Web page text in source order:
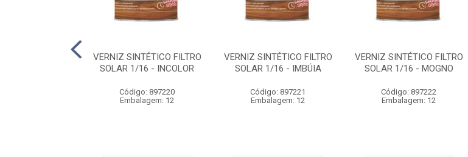
VERNIZ SINTÉTICO FILTRO
SOLAR 1/16 - INCOLOR
Código: 897220
Embalagem: 12
VERNIZ SINTÉTICO FILTRO
SOLAR 1/16 - IMBÚIA
Código: 897221
Embalagem: 12
VERNIZ SINTÉTICO FILTRO
SOLAR 1/16 - MOGNO
Código: 897222
Embalagem: 12